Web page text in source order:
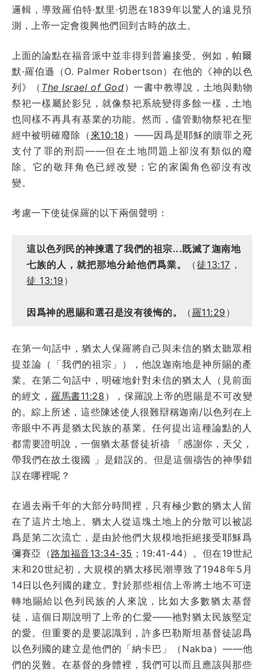
邏輯，導致羅伯特·默里·切恩在1839年以驚人的遠見預
測，上帝一定會復興他們回到古時的故土。
上面的論點在福音派中並非得到普遍接受。例如，帕爾
默·羅伯遜（O. Palmer Robertson）在他的《神的以色
列》（ The Israel of God）一書中教導說，土地與動物
祭祀一樣屬於影兒，就像祭祀系統變得多餘一樣，土地
也同樣不再具有基業的功能。然而，儘管動物祭祀在聖
經中被明確廢除（ 來10:18 ）——因爲是耶穌的贖罪之死
支付了罪的刑罰——但在土地問題上卻沒有類似的廢
除。它的敬拜角色已經改變；它的家園角色卻沒有改
變。
考慮一下使徒保羅的以下兩個聲明：
這以色列民的神揀選了我們的祖宗...既滅了迦南地
七族的人，就把那地分給他們爲業。
（徒13:17 ，
徒 13:19 ）
因爲神的恩賜和選召是沒有後悔的。 （羅11:29 ）
在第一句話中，猶太人保羅將自己與未信的猶太聽眾相
提並論（「我們的祖宗」），他說迦南地是神所賜的產
業。在第二句話中，明確地針對未信的猶太人（見前面
的經文， 羅馬書11:28 ），保羅說上帝的恩賜是不可改變
的。綜上所述，這些陳述使人很難辯稱迦南/以色列在上
帝眼中不再是猶太民族的基業。任何提出這種論點的人
都需要證明說，一個猶太基督徒祈禱 「感謝你，天父，
帶我們在故土復國 」是錯誤的。但是這個禱告的神學錯
誤在哪裡呢？
在過去兩千年的大部分時間裡，只有極少數的猶太人留
在了這片土地上。猶太人從這塊土地上的分散可以被認
爲是第二次流亡，是由於他們大規模地拒絕接受耶穌爲
彌賽亞（路加福音13:34-35 ；19:41-44）。但在19世紀
末和20世紀初，大規模的猶太移民潮導致了1948年5月
14日以色列國的建立。對於那些相信上帝將土地不可逆
轉地賜給以色列民族的人來說，比如大多數猶太基督
徒，這個日期說明了上帝的仁愛——祂對猶太民族堅定
的愛。但重要的是要認識到，許多巴勒斯坦基督徒認爲
以色列國的建立是他們的「納卡巴」（Nakba）——他
們的災難。在基督的身體裡，我們可以而且應該與那些